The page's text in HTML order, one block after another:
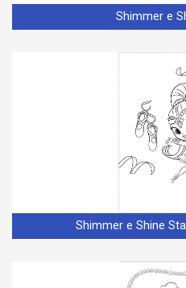
Shimmer e
Shimmer e Shine